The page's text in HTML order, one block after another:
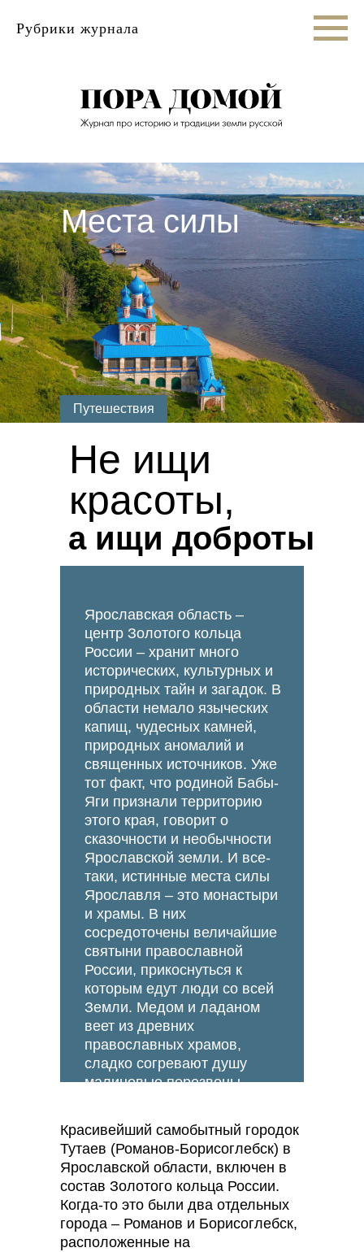
Рубрики журнала
Ярославская область –
центр Золотого кольца
России – хранит много
исторических, культурных и
природных тайн и загадок. В
области немало языческих
капищ, чудесных камней,
природных аномалий и
священных источников. Уже
тот факт, что родиной Бабы-
Яги признали территорию
этого края, говорит о
сказочности и необычности
Ярославской земли. И все-
таки, истинные места силы
Ярославля – это монастыри
и храмы. В них
сосредоточены величайшие
святыни православной
России, прикоснуться к
которым едут люди со всей
Земли. Медом и ладаном
веет из древних
православных храмов,
сладко согревают душу
малиновые перезвоны
Путешествия
Места силы
Красивейший самобытный городок
Тутаев (Романов-Борисоглебск) в
Ярославской области, включен в
состав Золотого кольца России.
Когда-то это были два отдельных
города – Романов и Борисоглебск,
расположенные на
а ищи доброты
Не ищи
красоты,